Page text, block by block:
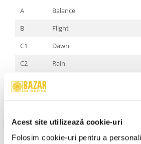
Acest site utilizează cookie-uri
Folosim cookie-uri pentru a
A Balance
B
Flight
C1
Dawn
C2
Rain
BD-
1
All Gates Open: In Search Of
BD-
Luminescent Bridge
VEZI MAI MULT